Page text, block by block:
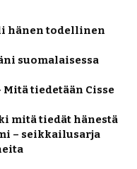
hänen todellinen
suomalaisessa
tiedetään Cisse
mitä tiedät hänestä
– seikkailusarja